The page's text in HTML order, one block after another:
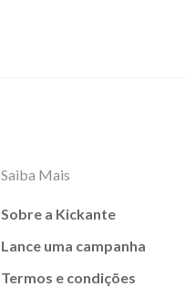
Saiba Mais
Sobre a Kickante
Lance uma campanha
Termos e condições